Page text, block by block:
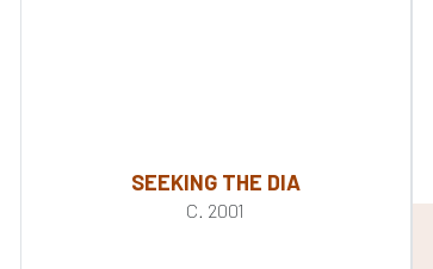
SEEKING THE DIA
C. 2001